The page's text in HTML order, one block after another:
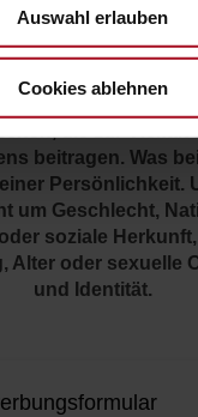
Auswahl erlauben
Cookies ablehnen
für welchen Bereich
interessierst.
beitragen. Was
Persönlichkeit.
um Geschlecht,
soziale
Alter oder sexuelle
und Identität.